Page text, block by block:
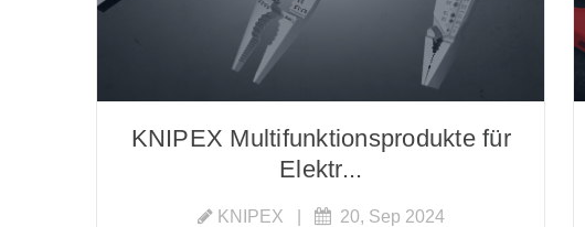
KNIPEX Multifunktionsprodukte für
Elektr...
KNIPEX 20, Sep 2024